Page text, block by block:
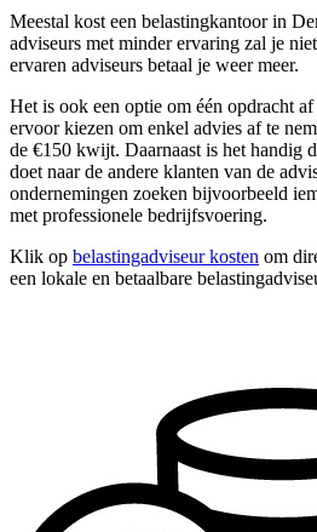
Meestal kost een belastingkantoor in
adviseurs met minder ervaring zal je
ervaren adviseurs betaal je weer meer.
Het is ook een optie om één opdracht
ervoor kiezen om enkel advies af te
de €150 kwijt. Daarnaast is het handig
doet naar de andere klanten van de
ondernemingen zoeken bijvoorbeeld
met professionele bedrijfsvoering.
Klik op belastingadviseur kosten om
een lokale en betaalbare